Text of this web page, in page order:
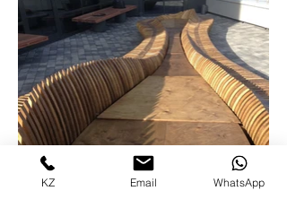
KZ Email WhatsApp